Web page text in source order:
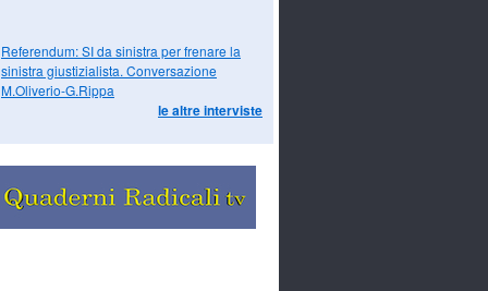
Referendum: SI da sinistra per frenare la
sinistra giustizialista. Conversazione
M.Oliverio-G.Rippa
le altre interviste